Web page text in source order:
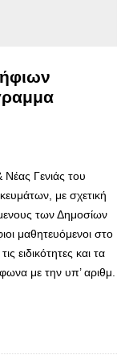
Γενιάς του
με σχετική
των Δημοσίων
μαθητευόμενοι στο
ειδικότητες και τα
με την υπ’ αριθμ.